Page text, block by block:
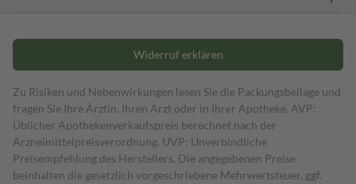
Widerruf erklären
Zu Risiken und Nebenwirkungen lesen Sie die Packungsbeilage und
fragen Sie Ihre Ärztin, Ihren Arzt oder in Ihrer Apotheke. AVP:
Üblicher Apothekenverkaufspreis berechnet nach der
Arzneimittelpreisverordnung. UVP: Unverbindliche
Preisempfehlung des Herstellers. Die angegebenen Preise
beinhalten die gesetzlich vorgeschriebene Mehrwertsteuer, ggf.